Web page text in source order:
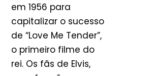
em 1956 para
capitalizar o sucesso
de “Love Me Tender”,
o primeiro filme do
rei. Os fãs de Elvis,